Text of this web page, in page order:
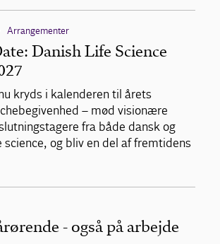
Arrangementer
Danish Life Science
kryds i kalenderen til årets
– mød visionære
fra både dansk og
og bliv en del af fremtidens
- også på arbejde